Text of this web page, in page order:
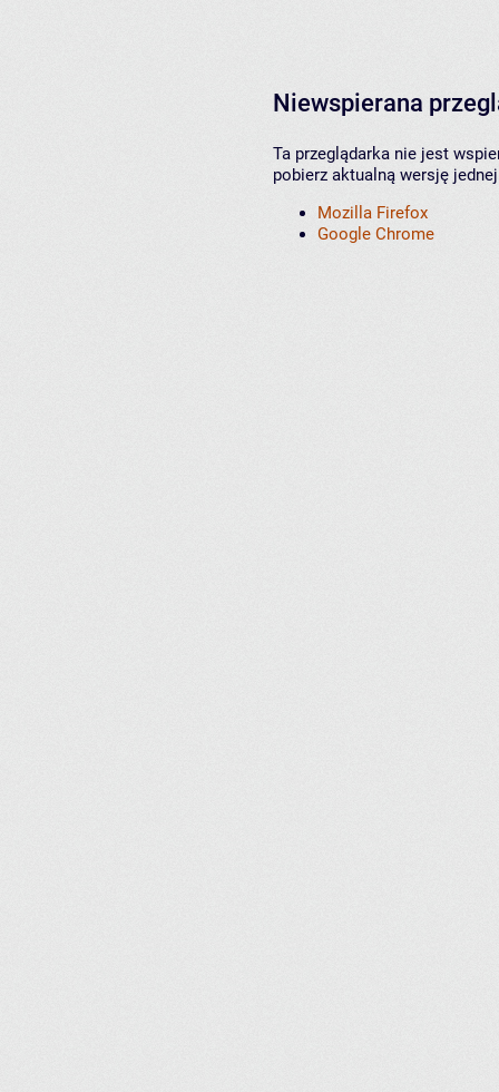
Niewspierana
Ta przeglądarka nie jest
pobierz aktualną wersję
Mozilla Firefox
Google Chrome